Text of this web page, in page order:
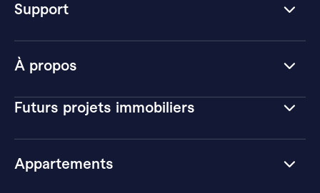
À propos
Futurs projets immobiliers
Appartements
Support